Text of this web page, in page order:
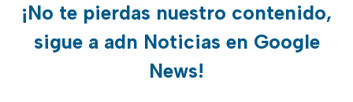
¡No te pierdas nuestro contenido,
sigue a adn Noticias en Google
News!